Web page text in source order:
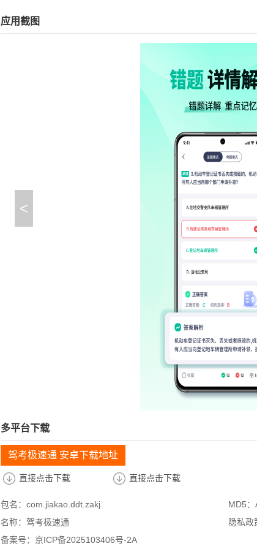
应用截图
<
多平台下载
驾考极速通 安卓下载地址
直接点击下载 直接点击下载
包名：com.jiakao.ddt.zakj
MD5
名称：驾考极速通
隐私政
备案号：京ICP备2025103406号-2A